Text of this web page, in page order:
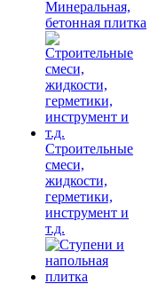
Минеральная,
бетонная плитка
Строительные
смеси,
жидкости,
герметики,
инструмент и
т.д.